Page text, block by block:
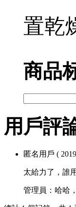
置乾
商品
用戶評
匿名用戶 (
太給力了，誰
管理員： 哈哈